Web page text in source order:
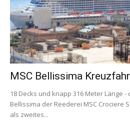
MSC Bellissima
18 Decks und knapp 316 Meter Länge -
Bellissima der Reederei MSC Crociere
als zweites...